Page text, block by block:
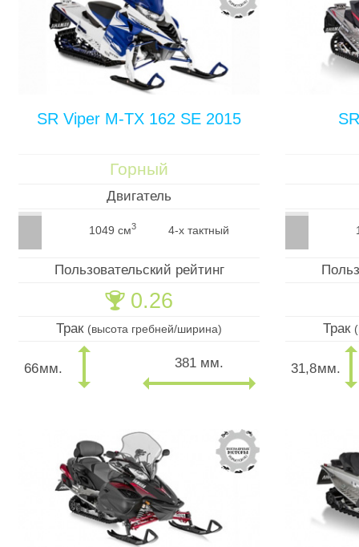
SR Viper M-TX 162 SE 2015
Горный
Двигатель
1049 см3 4-х тактный
Пользовательский рейтинг
🏆 0.26
Трак (высота гребней/ширина)
66мм. 381 мм.
Трак
31,8мм.